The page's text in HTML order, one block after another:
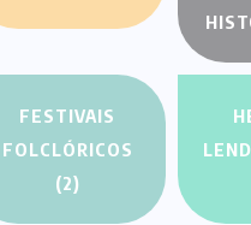
FESTIVAIS
FOLCLÓRICOS
(2)